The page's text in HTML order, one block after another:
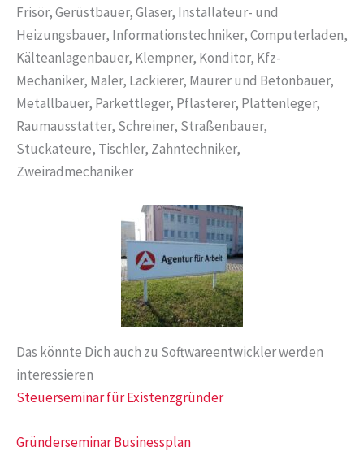
Frisör, Gerüstbauer, Glaser, Installateur- und
Heizungsbauer, Informationstechniker, Computerladen,
Kälteanlagenbauer, Klempner, Konditor, Kfz-
Mechaniker, Maler, Lackierer, Maurer und Betonbauer,
Metallbauer, Parkettleger, Pflasterer, Plattenleger,
Raumausstatter, Schreiner, Straßenbauer,
Stuckateure, Tischler, Zahntechniker,
Zweiradmechaniker
Das könnte Dich auch zu Softwareentwickler werden
interessieren
Steuerseminar für Existenzgründer
Gründerseminar Businessplan